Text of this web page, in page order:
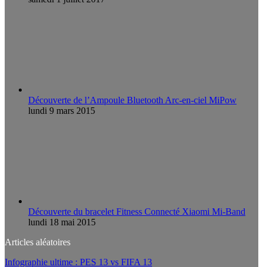
Découverte de l’Ampoule Bluetooth Arc-en-ciel MiPow
lundi 9 mars 2015
Découverte du bracelet Fitness Connecté Xiaomi Mi-Band
lundi 18 mai 2015
Articles aléatoires
Infographie ultime : PES 13 vs FIFA 13